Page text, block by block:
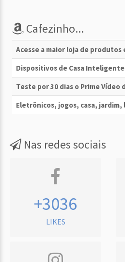
Cafezinho...
Acesse a maior loja de
Dispositivos de Casa
Teste por 30 dias o Prime Vídeo
Eletrônicos, jogos, casa, jardim,
Nas redes sociais
+3036
LIKES